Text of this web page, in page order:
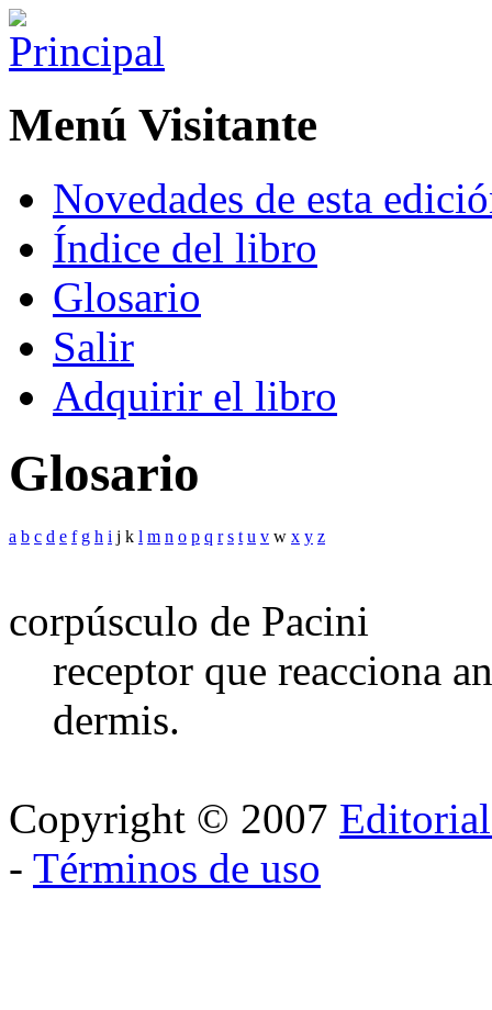
Menú Visitante
Novedades de esta
Índice del libro
Glosario
Salir
Adquirir el libro
Glosario
a b c d e f g h i j k l m n o p q r s t u v w x y z
corpúsculo de Pacini
receptor que reacciona
dermis.
Copyright © 2007
- Términos de uso